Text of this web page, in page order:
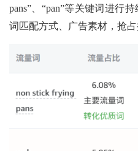
pans”、“pan”等关键词进行
词匹配方式、广告素材，抢